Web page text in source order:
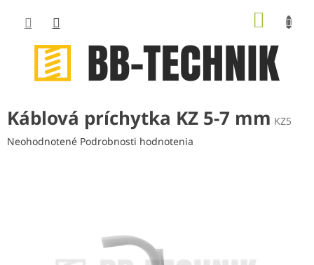
obsah
Káblová príchytka KZ 5-7 mm KZ5
Priemerné
Neohodnotené Podrobnosti hodnotenia